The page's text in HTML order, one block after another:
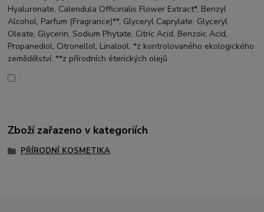
Hyaluronate, Calendula Officinalis Flower Extract*, Benzyl
Alcohol, Parfum (Fragrance)**, Glyceryl Caprylate, Glyceryl
Oleate, Glycerin, Sodium Phytate, Citric Acid, Benzoic Acid,
Propanediol, Citronellol, Linalool. *z kontrolovaného ekologického
zemědělství. **z přírodních éterických olejů
Zboží zařazeno v kategoriích
PŘÍRODNÍ KOSMETIKA